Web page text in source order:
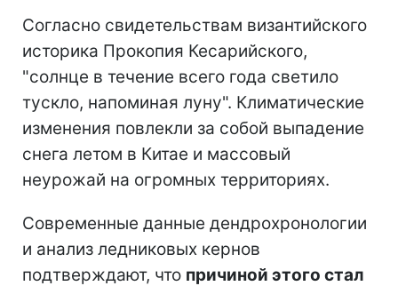
Согласно свидетельствам византийского
историка Прокопия Кесарийского,
"солнце в течение всего года светило
тускло, напоминая луну". Климатические
изменения повлекли за собой выпадение
снега летом в Китае и массовый
неурожай на огромных территориях.
Современные данные дендрохронологии
и анализ ледниковых кернов
подтверждают, что причиной этого стал